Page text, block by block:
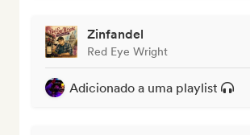
Zinfandel
Red Eye Wright
Adicionado a uma playlist